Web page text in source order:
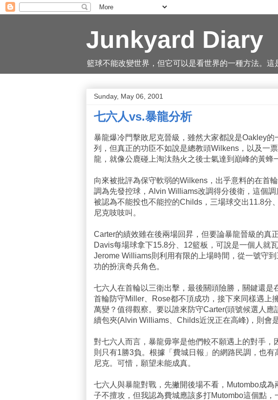
Junkyard Diary
籃球不能改變世界，但它可以是看世界的一種方法。這
Sunday, May 06, 2001
七六人vs.暴龍分析
暴龍爆冷門擊敗尼克晉級，雖然大家都說是Oakley
列，但真正的功臣不如說是總教頭Wilkens，以及一
龍，就像公鹿碰上淘汰熱火之後士氣達到巔峰的黃蜂
向來被批評為保守軟弱的Wilkens，出乎意料的在首
調為先發控球，Alvin Williams改調得分後衛，這個
被認為不能投也不能控的Childs，三場球交出11.8分
尼克吱吱叫。
Carter的績效雖在後兩場回昇，但要論暴龍晉級的真
Davis每場球拿下15.8分、12籃板，可說是一個人就
Jerome Williams則利用有限的上場時間，從一號守
功的扮演奇兵角色。
七六人在首輪以三衛出擊，最後關頭險勝，關鍵還是
首輪防守Miller、Rose都不頂成功，接下來同樣遇上
萬變？值得觀察。要以誰來防守Carter(頭號候選人
續包夾(Alvin Williams、Childs近況正在高峰)，則會
對七六人而言，暴龍毋寧是他們較不願遇上的對手
則只有1勝3負。根據「費城日報」的網路民調，也
尼克。可惜，願望未能成真。
七六人與暴龍對戰，先撇開後場不看，Mutombo成
子不擅攻，但我認為費城應該多打Mutombo這個點